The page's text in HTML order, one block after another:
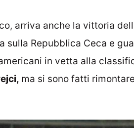
arriva anche la vittoria
sulla Repubblica Ceca e
in vetta alla
ma si sono fatti